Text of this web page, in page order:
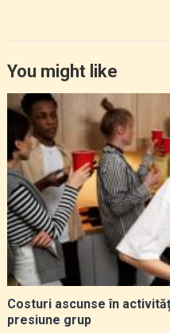
You might like
Costuri ascunse în
presiune grup